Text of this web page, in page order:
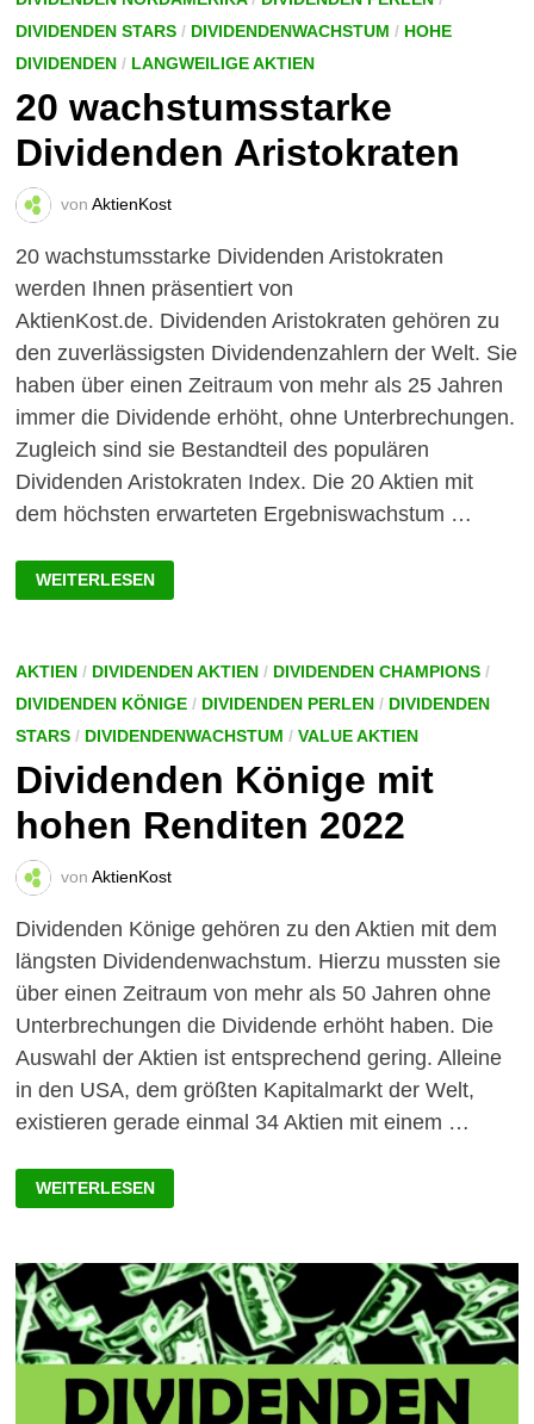
DIVIDENDEN STARS/ DIVIDENDENWACHSTUM / HOHE
DIVIDENDEN/ LANGWEILIGE AKTIEN
20 wachstumsstarke
Dividenden Aristokraten
von AktienKost
20 wachstumsstarke Dividenden Aristokraten
werden Ihnen präsentiert von
AktienKost.de. Dividenden Aristokraten gehören zu
den zuverlässigsten Dividendenzahlern der Welt. Sie
haben über einen Zeitraum von mehr als 25 Jahren
immer die Dividende erhöht, ohne Unterbrechungen.
Zugleich sind sie Bestandteil des populären
Dividenden Aristokraten Index. Die 20 Aktien mit
dem höchsten erwarteten Ergebniswachstum …
20
WACHSTUMSSTARKE
DIVIDENDEN
WEITERLESEN
AKTIEN/ DIVIDENDEN AKTIEN/ DIVIDENDEN CHAMPIONS/
DIVIDENDEN KÖNIGE/ DIVIDENDEN PERLEN/ DIVIDENDEN
STARS/ DIVIDENDENWACHSTUM / VALUE AKTIEN
Dividenden Könige mit
hohen Renditen 2022
von AktienKost
Dividenden Könige gehören zu den Aktien mit dem
längsten Dividendenwachstum. Hierzu mussten sie
über einen Zeitraum von mehr als 50 Jahren ohne
Unterbrechungen die Dividende erhöht haben. Die
Auswahl der Aktien ist entsprechend gering. Alleine
in den USA, dem größten Kapitalmarkt der Welt,
existieren gerade einmal 34 Aktien mit einem …
DIVIDENDEN
KÖNIGE
MIT
2022
WEITERLESEN